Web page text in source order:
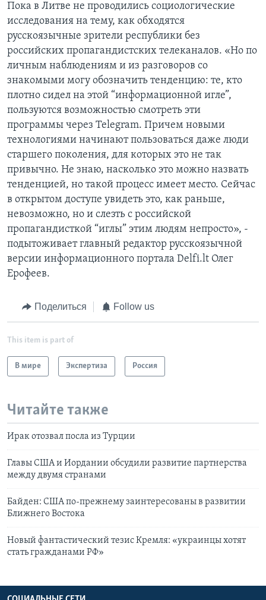
Пока в Литве не проводились социологические
исследования на тему, как обходятся
русскоязычные зрители республики без
российских пропагандистских телеканалов. «Но по
личным наблюдениям и из разговоров со
знакомыми могу обозначить тенденцию: те, кто
плотно сидел на этой “информационной игле”,
пользуются возможностью смотреть эти
программы через Telegram. Причем новыми
технологиями начинают пользоваться даже люди
старшего поколения, для которых это не так
привычно. Не знаю, насколько это можно назвать
тенденцией, но такой процесс имеет место. Сейчас
в открытом доступе увидеть это, как раньше,
невозможно, но и слезть с российской
пропагандисткой “иглы” этим людям непросто», -
подытоживает главный редактор русскоязычной
версии информационного портала Delfi.lt Олег
Ерофеев.
Поделиться Follow us
This item is part of
В мире Экспертиза Россия
Читайте также
Ирак отозвал посла из Турции
Главы США и Иордании обсудили развитие партнерства
между двумя странами
Байден: США по-прежнему заинтересованы в развитии
Ближнего Востока
Новый фантастический тезис Кремля: «украинцы хотят
стать гражданами РФ»